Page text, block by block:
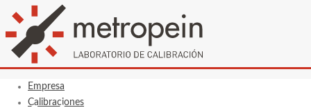
Empresa
Calibraciones